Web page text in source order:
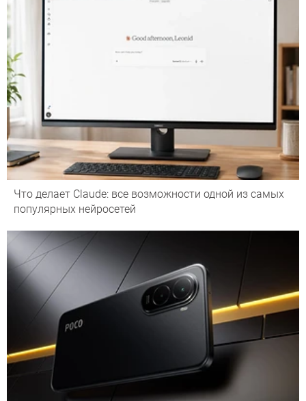
Что делает Сlaude: все возможности одной из самых
популярных нейросетей